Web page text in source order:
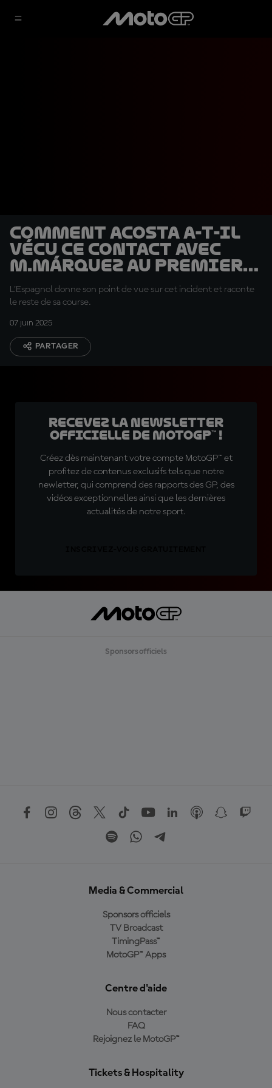
Comment Acosta a-t-il
vécu ce contact avec
M.Márquez au premier
freinage ?
L'Espagnol donne son point de vue sur cet incident et raconte
le reste de sa course.
07 juin 2025
PARTAGER
Recevez la Newsletter
officielle de MotoGP™ !
Créez dès maintenant votre compte MotoGP™ et
profitez de contenus exclusifs tels que notre
newletter, qui comprend des rapports des GP, des
vidéos exceptionnelles ainsi que les dernières
actualités de notre sport.
Sponsors officiels
Media & Commercial
Sponsors officiels
TV Broadcast
TimingPass™
MotoGP™ Apps
Centre d'aide
Nous contacter
FAQ
Rejoignez le MotoGP™
Tickets & Hospitality